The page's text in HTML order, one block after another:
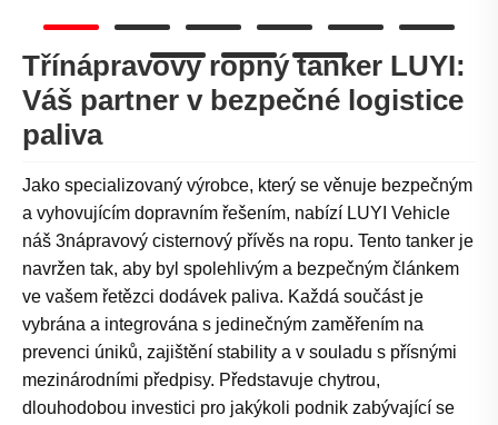
Třínápravový ropný tanker LUYI:
Váš partner v bezpečné logistice
paliva
Jako specializovaný výrobce, který se věnuje bezpečným
a vyhovujícím dopravním řešením, nabízí LUYI Vehicle
náš 3nápravový cisternový přívěs na ropu. Tento tanker je
navržen tak, aby byl spolehlivým a bezpečným článkem
ve vašem řetězci dodávek paliva. Každá součást je
vybrána a integrována s jedinečným zaměřením na
prevenci úniků, zajištění stability a v souladu s přísnými
mezinárodními předpisy. Představuje chytrou,
dlouhodobou investici pro jakýkoli podnik zabývající se